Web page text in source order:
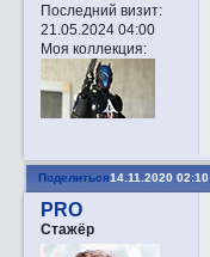
Последний визит:
21.05.2024 04:00
Моя коллекция:
Поделиться14.11.2020 02:10
PRO
Стажёр